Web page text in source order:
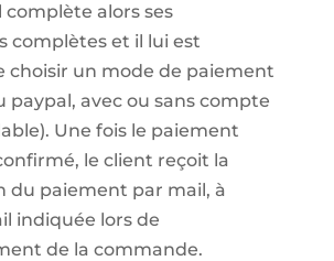
complète alors ses
complètes et il lui est
choisir un mode de paiement
paypal, avec ou sans compte
Une fois le paiement
le client reçoit la
du paiement par mail, à
indiquée lors de
de la commande.